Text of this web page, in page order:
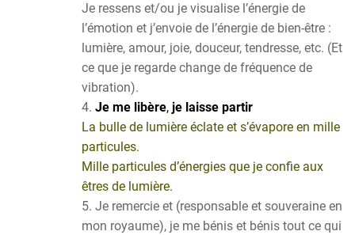
Je ressens et/ou je visualise l’énergie de
l’émotion et j’envoie de l’énergie de bien-être :
lumière, amour, joie, douceur, tendresse, etc. (Et
ce que je regarde change de fréquence de
vibration).
Je me libère, je laisse partir
La bulle de lumière éclate et s’évapore en mille
particules.
Mille particules d’énergies que je confie aux
êtres de lumière.
Je remercie et (responsable et souveraine en
mon royaume), je me bénis et bénis tout ce qui